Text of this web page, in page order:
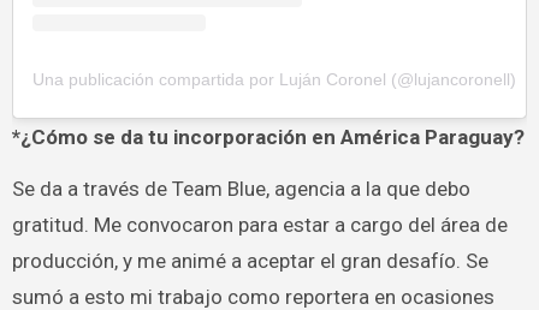
Una publicación compartida por Luján Coronel (@lujancoronell)
*¿Cómo se da tu incorporación en América Paraguay?
Se da a través de Team Blue, agencia a la que debo
gratitud. Me convocaron para estar a cargo del área de
producción, y me animé a aceptar el gran desafío. Se
sumó a esto mi trabajo como reportera en ocasiones